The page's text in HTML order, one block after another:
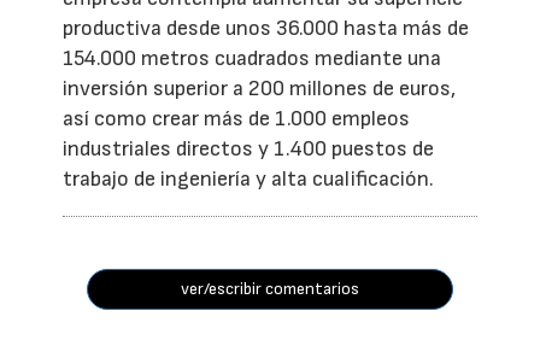
productiva desde unos 36.000 hasta más de
154.000 metros cuadrados mediante una
inversión superior a 200 millones de euros,
así como crear más de 1.000 empleos
industriales directos y 1.400 puestos de
trabajo de ingeniería y alta cualificación.
ver/escribir comentarios